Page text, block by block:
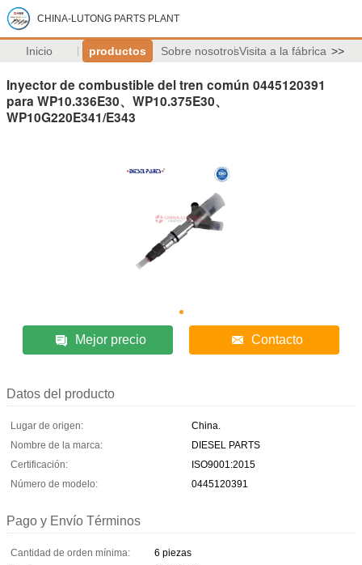
CHINA-LUTONG PARTS PLANT
Inicio productos Sobre nosotrosVisita a la fábrica >>
Inyector de combustible del tren común 0445120391
para WP10.336E30、WP10.375E30、
WP10G220E341/E343
Mejor precio Contacto
Datos del producto
Lugar de origen:
China.
Nombre de la marca:
DIESEL PARTS
Certificación:
ISO9001:2015
Número de modelo:
0445120391
Pago y Envío Términos
Cantidad de orden mínima:
6 piezas